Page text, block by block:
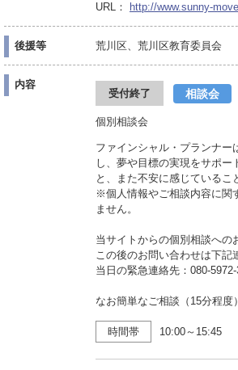
URL：
http://www.sunny-
後援等 荒川区、荒川区教育委員会
内容
受付終了 相談会
個別相談会
ファインシャル・プランナー
し、夢や目標の実現をサポー
と、また不安に感じているこ
※個人情報やご相談内容に関
ません。
当サイトからの個別相談への
この後のお問い合わせは下記
当日の緊急連絡先：080-
なお簡単なご相談（15分程
時間帯 10:00～15:45